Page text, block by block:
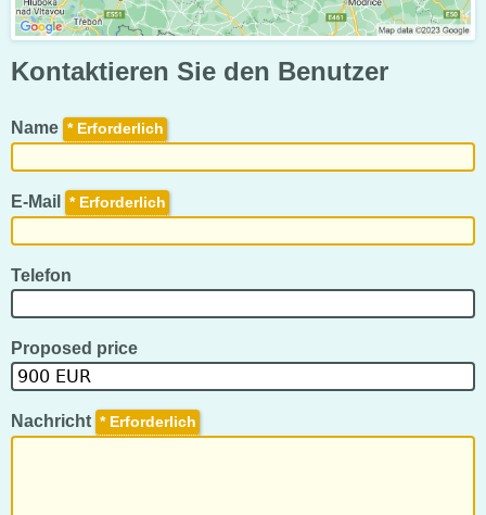
Kontaktieren Sie den Benutzer
Name *
E-Mail *
Telefon
Proposed price
Nachricht *